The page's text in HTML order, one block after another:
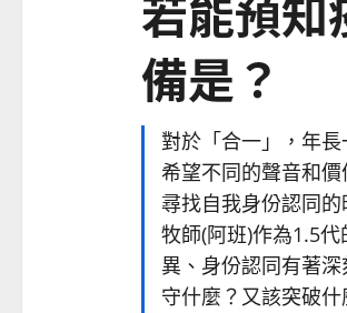
備是？
對於「合一」，年
希望不同的聲音和
尋找自我身份認同
牧師(阿班)作為1.5
異、身份認同有著
守什麼？又該突破